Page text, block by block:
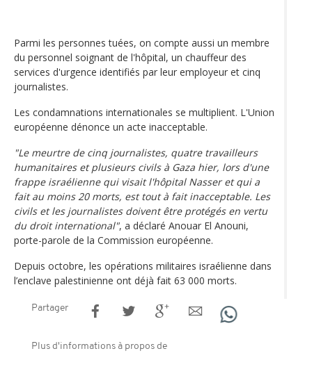
Parmi les personnes tuées, on compte aussi un membre
du personnel soignant de l'hôpital, un chauffeur des
services d'urgence identifiés par leur employeur et cinq
journalistes.
Les condamnations internationales se multiplient. L'Union
européenne dénonce un acte inacceptable.
"Le meurtre de cinq journalistes, quatre travailleurs
humanitaires et plusieurs civils à Gaza hier, lors d'une
frappe israélienne qui visait l'hôpital Nasser et qui a
fait au moins 20 morts, est tout à fait inacceptable. Les
civils et les journalistes doivent être protégés en vertu
du droit international", a déclaré Anouar El Anouni,
porte-parole de la Commission européenne.
Depuis octobre, les opérations militaires israélienne dans
l’enclave palestinienne ont déjà fait 63 000 morts.
Partager
Plus d'informations à propos de